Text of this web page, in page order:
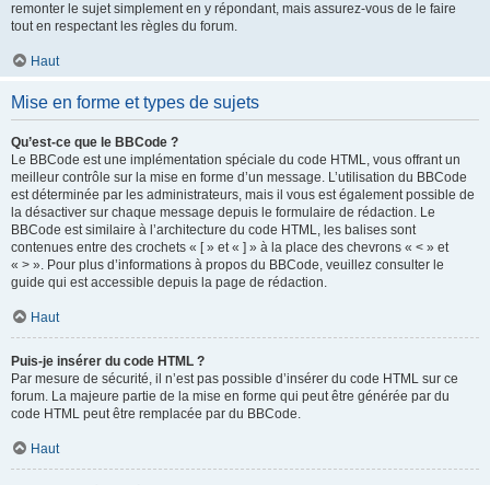
remonter le sujet simplement en y répondant, mais assurez-vous de le faire
tout en respectant les règles du forum.
Haut
Mise en forme et types de sujets
Qu’est-ce que le BBCode ?
Le BBCode est une implémentation spéciale du code HTML, vous offrant un
meilleur contrôle sur la mise en forme d’un message. L’utilisation du BBCode
est déterminée par les administrateurs, mais il vous est également possible de
la désactiver sur chaque message depuis le formulaire de rédaction. Le
BBCode est similaire à l’architecture du code HTML, les balises sont
contenues entre des crochets « [ » et « ] » à la place des chevrons « < » et
« > ». Pour plus d’informations à propos du BBCode, veuillez consulter le
guide qui est accessible depuis la page de rédaction.
Haut
Puis-je insérer du code HTML ?
Par mesure de sécurité, il n’est pas possible d’insérer du code HTML sur ce
forum. La majeure partie de la mise en forme qui peut être générée par du
code HTML peut être remplacée par du BBCode.
Haut